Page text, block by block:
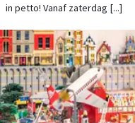
in petto! Vanaf zaterdag [...]